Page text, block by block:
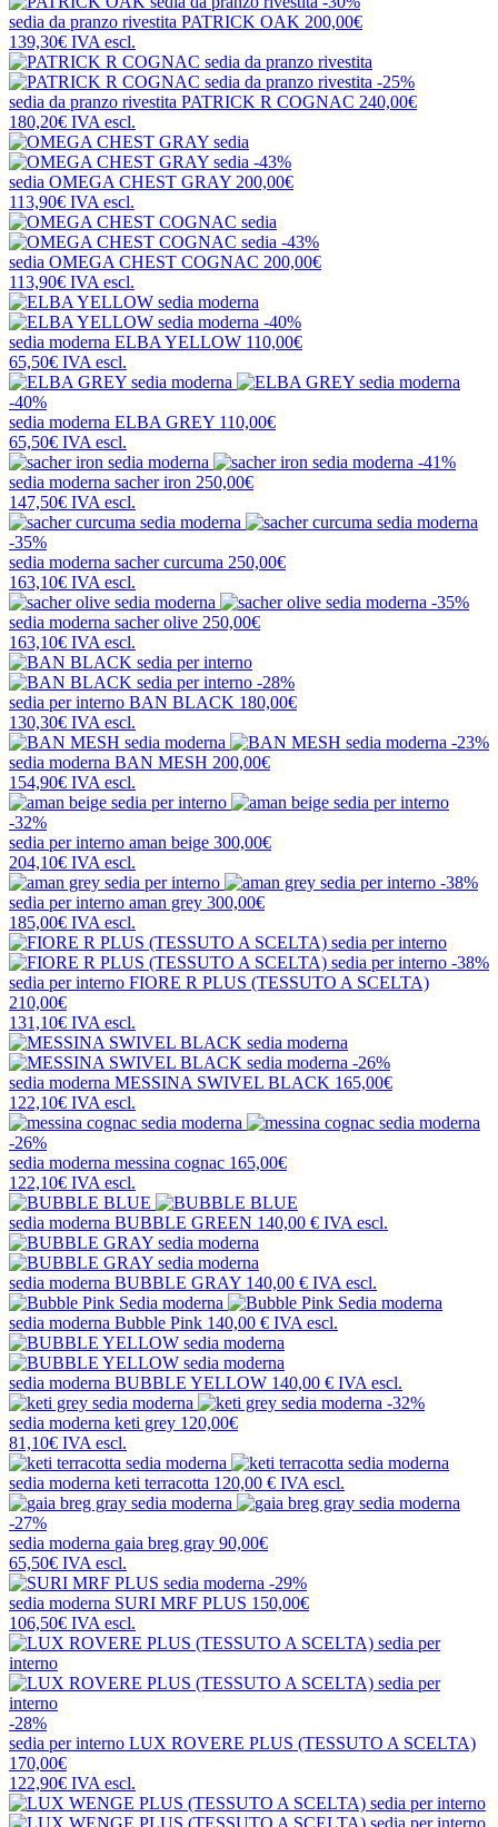
sedia da pranzo rivestita PATRICK OAK 200,00€
139,30€ IVA escl.
-25%
sedia da pranzo rivestita PATRICK R COGNAC 240,00€
180,20€ IVA escl.
-43%
sedia OMEGA CHEST GRAY 200,00€
113,90€ IVA escl.
-43%
sedia OMEGA CHEST COGNAC 200,00€
113,90€ IVA escl.
-40%
sedia moderna ELBA YELLOW 110,00€
65,50€ IVA escl.
-40%
sedia moderna ELBA GREY 110,00€
65,50€ IVA escl.
-41%
sedia moderna sacher iron 250,00€
147,50€ IVA escl.
-35%
sedia moderna sacher curcuma 250,00€
163,10€ IVA escl.
-35%
sedia moderna sacher olive 250,00€
163,10€ IVA escl.
-28%
sedia per interno BAN BLACK 180,00€
130,30€ IVA escl.
-23%
sedia moderna BAN MESH 200,00€
154,90€ IVA escl.
-32%
sedia per interno aman beige 300,00€
204,10€ IVA escl.
-38%
sedia per interno aman grey 300,00€
185,00€ IVA escl.
-38%
sedia per interno FIORE R PLUS (TESSUTO A SCELTA)
210,00€
131,10€ IVA escl.
-26%
sedia moderna MESSINA SWIVEL BLACK 165,00€
122,10€ IVA escl.
-26%
sedia moderna messina cognac 165,00€
122,10€ IVA escl.
sedia moderna BUBBLE GREEN 140,00 € IVA escl.
sedia moderna BUBBLE GRAY 140,00 € IVA escl.
sedia moderna Bubble Pink 140,00 € IVA escl.
sedia moderna BUBBLE YELLOW 140,00 € IVA escl.
-32%
sedia moderna keti grey 120,00€
81,10€ IVA escl.
sedia moderna keti terracotta 120,00 € IVA escl.
-27%
sedia moderna gaia breg gray 90,00€
65,50€ IVA escl.
-29%
sedia moderna SURI MRF PLUS 150,00€
106,50€ IVA escl.
-28%
sedia per interno LUX ROVERE PLUS (TESSUTO A SCELTA)
170,00€
122,90€ IVA escl.